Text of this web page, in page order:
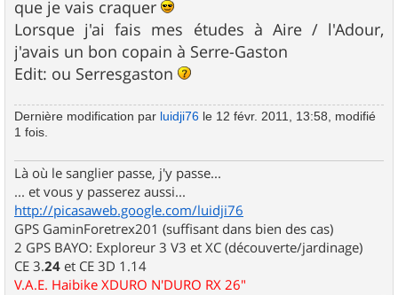
e
que je vais craquer
Lorsque j'ai fais mes études à Aire / l'Adour,
j'avais un bon copain à Serre-Gaston
Edit: ou Serresgaston
Dernière modification par luidji76 le 12 févr. 2011, 13:58, modifié
1 fois.
Là où le sanglier passe, j'y passe...
... et vous y passerez aussi...
http://picasaweb.google.com/luidji76
GPS GaminForetrex201 (suffisant dans bien des cas)
2 GPS BAYO: Exploreur 3 V3 et XC (découverte/jardinage)
CE 3.24 et CE 3D 1.14
V.A.E. Haibike XDURO N'DURO RX 26"